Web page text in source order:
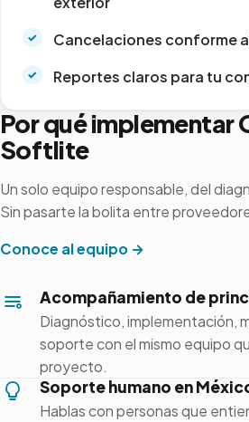
Cancelaciones conforme
Reportes claros para tu
Por qué implementar
Softlite
Un solo equipo responsable, del
Sin pasarte la bolita entre
Conoce al equipo →
Acompañamiento de
Diagnóstico, implementación,
soporte con el mismo equipo
proyecto.
Soporte humano en
Hablas con personas que